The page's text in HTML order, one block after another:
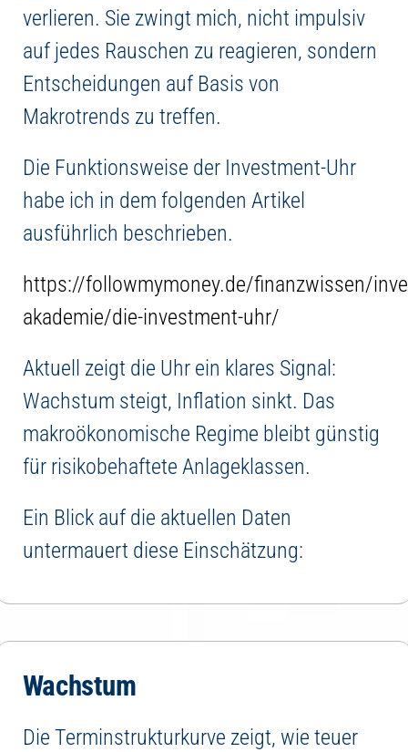
verlieren. Sie zwingt mich, nicht impulsiv
auf jedes Rauschen zu reagieren, sondern
Entscheidungen auf Basis von
Makrotrends zu treffen.
Die Funktionsweise der Investment-Uhr
habe ich in dem folgenden Artikel
ausführlich beschrieben.
https://followmymoney.de/finanzwissen/
akademie/die-investment-uhr/
Aktuell zeigt die Uhr ein klares Signal:
Wachstum steigt, Inflation sinkt. Das
makroökonomische Regime bleibt günstig
für risikobehaftete Anlageklassen.
Ein Blick auf die aktuellen Daten
untermauert diese Einschätzung:
Wachstum
Die Terminstrukturkurve zeigt, wie teuer